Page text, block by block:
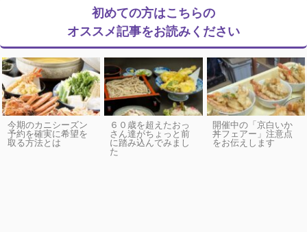
初めての方はこちらの
オススメ記事をお読みください
今期のカニシーズン
予約を確実に希望を
取る方法とは
６０歳を超えたおっ
さん達がちょっと前
に踏み込んでみまし
た
開催中の「京白いか
丼フェアー」注意点
をお伝えします